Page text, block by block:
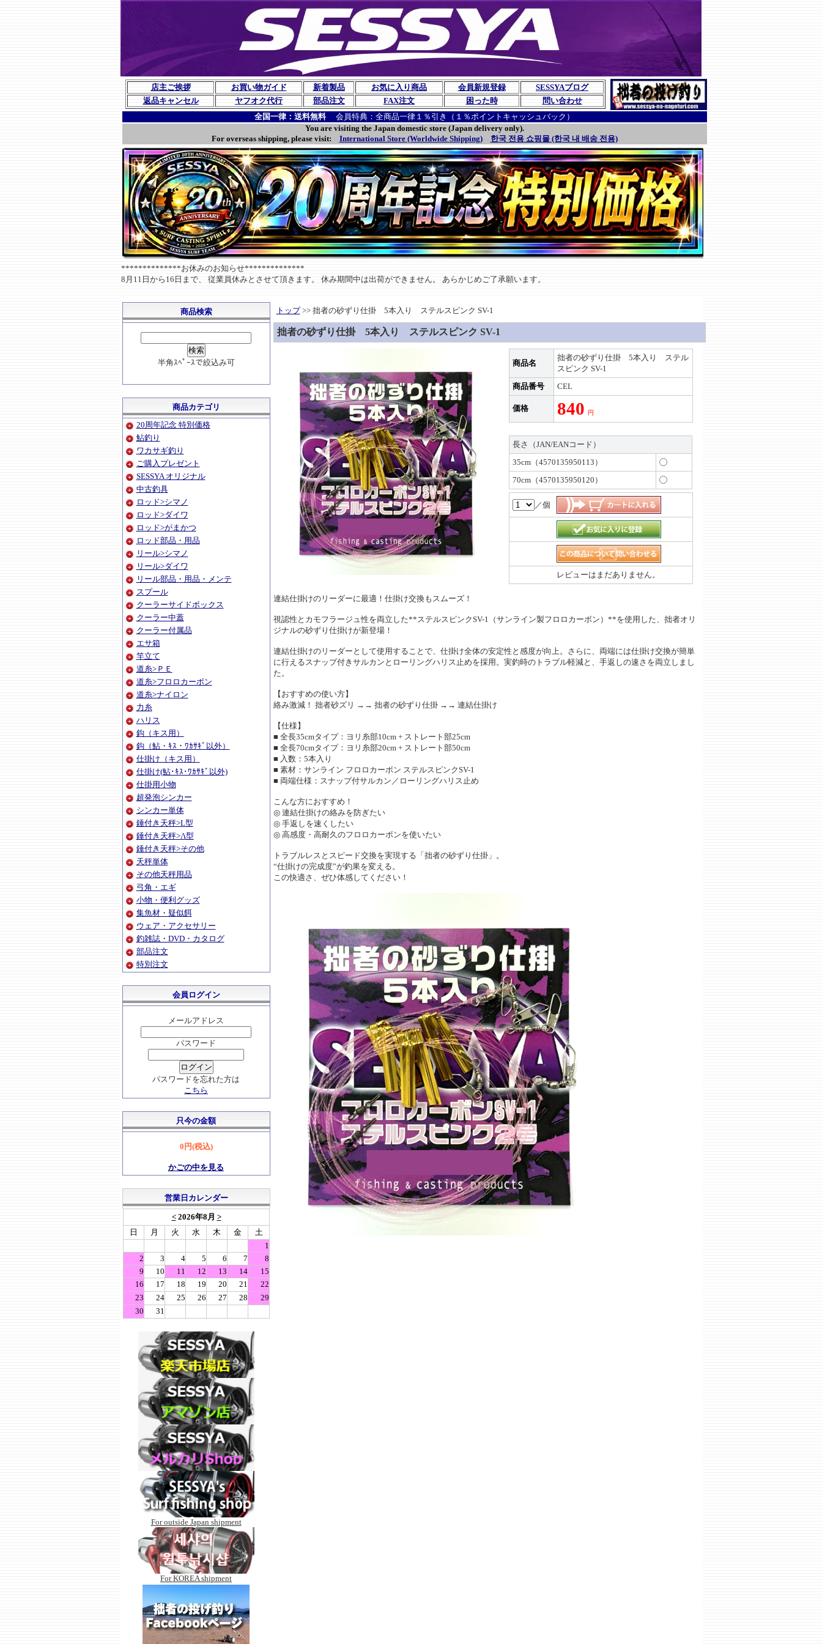
店主ご挨拶 お買い物ガイド 新着製品 お気に入り商品 会員新規登録
SESSYAブログ
返品キャンセル
ヤフオク代行 部品注文 FAX注文 困った時
問い合わせ
全国一律：送料無料会員特典：全商品一律１％引き（１％ポイントキャッシュバック）
You are visiting the Japan domestic store (Japan delivery only).
For overseas shipping, please visit: International Store (Worldwide Shipping) 한국 전용 쇼핑몰 (한국 내 배송 전용)
**************お休みのお知らせ**************
8月11日から16日まで、 従業員休みとさせて頂きます。 休み期間中は出荷ができません。 あらかじめご了承願います。
商品検索
半角ｽﾍﾟｰｽで絞込み可
商品カテゴリ
20周年記念 特別価格
鮎釣り
ワカサギ釣り
ご購入プレゼント
SESSYA オリジナル
中古釣具
ロッド>シマノ
ロッド>ダイワ
ロッド>がまかつ
ロッド部品・用品
リール>シマノ
リール>ダイワ
リール部品・用品・メンテ
スプール
クーラーサイドボックス
クーラー中蓋
クーラー付属品
エサ箱
竿立て
道糸>ＰＥ
道糸>フロロカーボン
道糸>ナイロン
力糸
ハリス
鈎（キス用）
鈎（鮎・ｷｽ・ﾜｶｻｷﾞ以外）
仕掛け（キス用）
仕掛け(鮎･ｷｽ･ﾜｶｻｷﾞ以外)
仕掛用小物
超発泡シンカー
シンカー単体
錘付き天秤>L型
錘付き天秤>Λ型
錘付き天秤>その他
天秤単体
その他天秤用品
弓角・エギ
小物・便利グッズ
集魚材・疑似餌
ウェア・アクセサリー
釣雑誌・DVD・カタログ
部品注文
特別注文
会員ログイン
メールアドレス
パスワード
パスワードを忘れた方は
こちら
只今の金額
0円(税込)
かごの中を見る
営業日カレンダー
For outside Japan shipment
For KOREA shipment
トップ>> 拙者の砂ずり仕掛 5本入り ステルスピンク SV-1
拙者の砂ずり仕掛 5本入り ステルスピンク SV-1
商品名
拙者の砂ずり仕掛 5本入り ステル
スピンク SV-1
商品番号
CEL
価格 840 円
長さ（JAN/EANコード）
35cm（4570135950113）
70cm（4570135950120）
／個
レビューはまだありません。
連結仕掛けのリーダーに最適！仕掛け交換もスムーズ！
視認性とカモフラージュ性を両立した**ステルスピンクSV-1（サンライン製フロロカーボン）**を使用した、拙者オリ
ジナルの砂ずり仕掛けが新登場！
連結仕掛けのリーダーとして使用することで、仕掛け全体の安定性と感度が向上。さらに、両端には仕掛け交換が簡単
に行えるスナップ付きサルカンとローリングハリス止めを採用。実釣時のトラブル軽減と、手返しの速さを両立しまし
た。
【おすすめの使い方】
絡み激減！ 拙者砂ズリ →→ 拙者の砂ずり仕掛 →→ 連結仕掛け
【仕様】
■ 全長35cmタイプ：ヨリ糸部10cm + ストレート部25cm
■ 全長70cmタイプ：ヨリ糸部20cm + ストレート部50cm
■ 入数：5本入り
■ 素材：サンライン フロロカーボン ステルスピンクSV-1
■ 両端仕様：スナップ付サルカン／ローリングハリス止め
こんな方におすすめ！
◎ 連結仕掛けの絡みを防ぎたい
◎ 手返しを速くしたい
◎ 高感度・高耐久のフロロカーボンを使いたい
トラブルレスとスピード交換を実現する「拙者の砂ずり仕掛」。
“仕掛けの完成度”が釣果を変える。
この快適さ、ぜひ体感してください！